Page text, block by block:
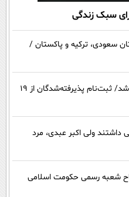
سبک زندگی
سعودی، ترکیه و پاکستان /
نتایج آزمون مدارس سمپاد اعلام شد/ ثبت‌نام پذیرفته‌شدگان از ۱۹
ولی اکبر عبدی، مرد
شعبه رسمی حکومت اسلامی